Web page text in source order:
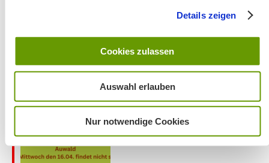
Details zeigen
Cookies zulassen
Auswahl erlauben
Nur notwendige Cookies
Wanderung entfällt